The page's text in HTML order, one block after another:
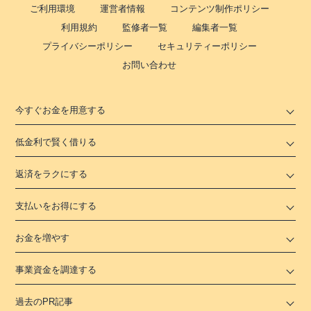
ご利用環境 運営者情報
コンテンツ制作ポリシー
利用規約
監修者一覧
編集者一覧
プライバシーポリシー
セキュリティーポリシー
お問い合わせ
今すぐお金を用意する
低金利で賢く借りる
返済をラクにする
支払いをお得にする
お金を増やす
事業資金を調達する
過去のPR記事